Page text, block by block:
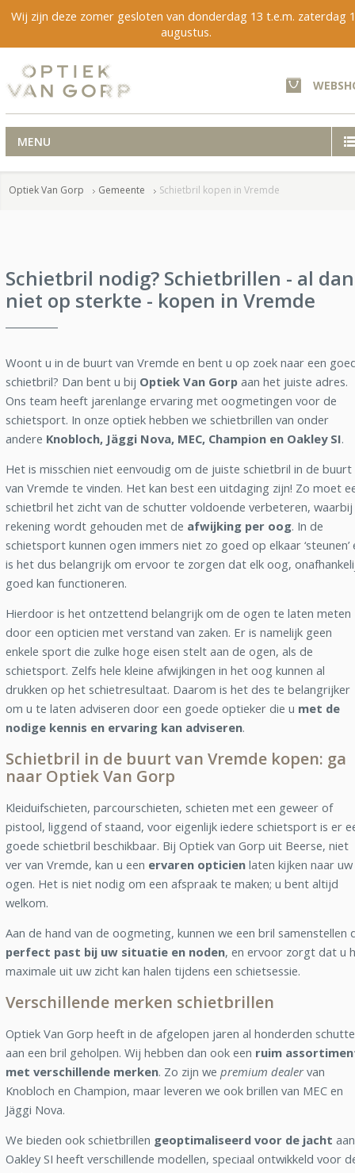
Wij zijn deze zomer gesloten van donderdag 13 t.e.m. zaterdag
augustus.
MENU
Optiek Van Gorp Gemeente Schietbril kopen in Vremde
Schietbril nodig? Schietbrillen - al dan
niet op sterkte - kopen in Vremde
Woont u in de buurt van Vremde en bent u op zoek naar een
schietbril? Dan bent u bij Optiek Van Gorp aan het juiste adres.
Ons team heeft jarenlange ervaring met oogmetingen voor de
schietsport. In onze optiek hebben we schietbrillen van onder
andere Knobloch, Jäggi Nova, MEC, Champion en Oakley SI.
Het is misschien niet eenvoudig om de juiste schietbril in de buurt
van Vremde te vinden. Het kan best een uitdaging zijn! Zo moet
schietbril het zicht van de schutter voldoende verbeteren, waarbij
rekening wordt gehouden met de afwijking per oog. In de
schietsport kunnen ogen immers niet zo goed op elkaar ‘steunen’
is het dus belangrijk om ervoor te zorgen dat elk oog,
goed kan functioneren.
Hierdoor is het ontzettend belangrijk om de ogen te laten meten
door een opticien met verstand van zaken. Er is namelijk geen
enkele sport die zulke hoge eisen stelt aan de ogen, als de
schietsport. Zelfs hele kleine afwijkingen in het oog kunnen al
drukken op het schietresultaat. Daarom is het des te belangrijker
om u te laten adviseren door een goede optieker die u met de
nodige kennis en ervaring kan adviseren.
Schietbril in de buurt van Vremde kopen: ga
naar Optiek Van Gorp
Kleiduifschieten, parcourschieten, schieten met een geweer of
pistool, liggend of staand, voor eigenlijk iedere schietsport is er
goede schietbril beschikbaar. Bij Optiek van Gorp uit Beerse, niet
ver van Vremde, kan u een ervaren opticien laten kijken naar uw
ogen. Het is niet nodig om een afspraak te maken; u bent altijd
welkom.
Aan de hand van de oogmeting, kunnen we een bril samenstellen
perfect past bij uw situatie en noden, en ervoor zorgt dat u
maximale uit uw zicht kan halen tijdens een schietsessie.
Verschillende merken schietbrillen
Optiek Van Gorp heeft in de afgelopen jaren al honderden
aan een bril geholpen. Wij hebben dan ook een ruim
met verschillende merken. Zo zijn we premium dealer van
Knobloch en Champion, maar leveren we ook brillen van MEC en
Jäggi Nova.
We bieden ook schietbrillen geoptimaliseerd voor de jacht
Oakley SI heeft verschillende modellen, speciaal ontwikkeld voor